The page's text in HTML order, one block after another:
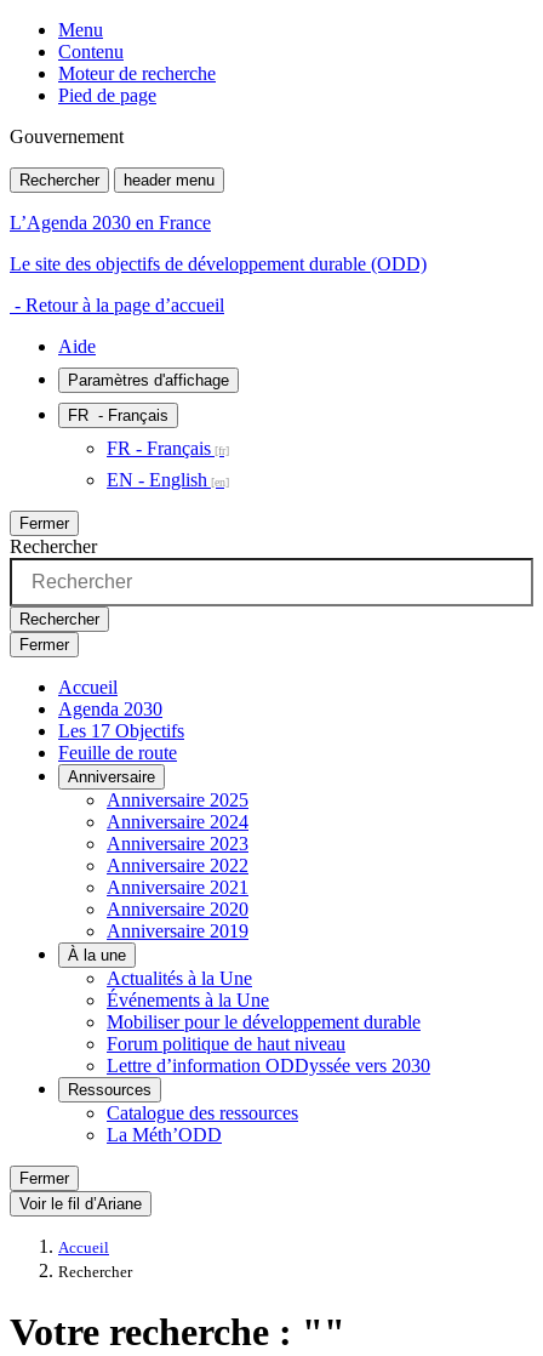
Menu
Contenu
Moteur de recherche
Pied de page
Gouvernement
Rechercher header menu
L’Agenda 2030 en France
Le site des objectifs de développement durable (ODD)
- Retour à la page d’accueil
Aide
Paramètres d'affichage
FR - Français
FR - Français
EN - English
Fermer
Rechercher
Rechercher
Fermer
Accueil
Agenda 2030
Les 17 Objectifs
Feuille de route
Anniversaire
Anniversaire 2025
Anniversaire 2024
Anniversaire 2023
Anniversaire 2022
Anniversaire 2021
Anniversaire 2020
Anniversaire 2019
À la une
Actualités à la Une
Événements à la Une
Mobiliser pour le développement durable
Forum politique de haut niveau
Lettre d’information ODDyssée vers 2030
Ressources
Catalogue des ressources
La Méth’ODD
Fermer
Voir le fil d’Ariane
Accueil
Rechercher
Votre recherche : ""